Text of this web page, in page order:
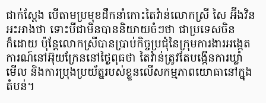
ជាក់ស្តែង បើតាម​ប្រមុខដឹកនាំកោះតៃវ៉ាន់លោកស្រី សៃ អ៊ីងវិន
អះអាងថា ទោះបីជាមិនបាននិយាយចំៗថា ជាប្រទេសចិន
ក៏ដោយ ប៉ុន្តែលោកស្រីបានប្រាប់កិច្ចប្រជុំនៃក្រុមការងារអង្កេត
ការណ៍នៅអ៊ុយក្រែន​នៅថ្ងៃពុធថា តៃវ៉ាន់ត្រូវតែបង្កើនការឃ្លាំ
មើល និងការប្រុងប្រយ័ត្ន​របស់ខ្លួន​លើសកម្មភាពយោធា​នៅក្នុង
តំបន់។